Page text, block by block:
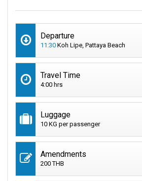
Departure
11:30 Koh Lipe, Pattaya Beach
Travel Time
4:00 hrs
Luggage
10 KG per passenger
Amendments
200 THB